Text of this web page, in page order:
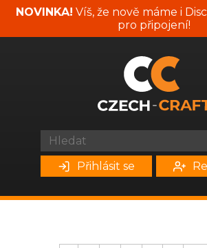
NOVINKA! Víš, že nově máme i
pro připojení!
Přihlásit se